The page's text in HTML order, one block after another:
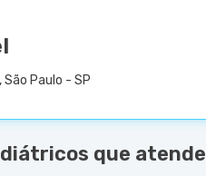
São Paulo - SP
que